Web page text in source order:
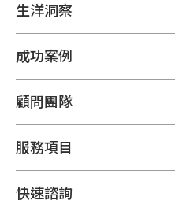
生洋洞察
成功案例
顧問團隊
服務項目
快速諮詢